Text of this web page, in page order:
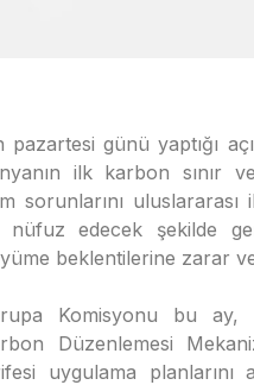
pazartesi günü yaptığı
ilk karbon sınır
sorunlarını
nüfuz edecek şekilde
beklentilerine zarar
Komisyonu bu ay,
Düzenlemesi
uygulama planlarını